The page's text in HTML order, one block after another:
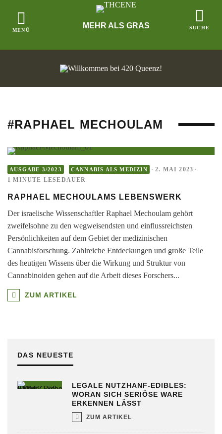
MEHR ALS GRAS
#RAPHAEL MECHOULAM
AUSGABE 3/2023 CANNABIS ALS MEDIZIN · 2. MAI 2023 ·
1 MINUTE LESEDAUER
RAPHAEL MECHOULAMS LEBENSWERK
Der israelische Wissenschaftler Raphael Mechoulam gehört
zweifelsohne zu den wegweisendsten und einflussreichsten
Persönlichkeiten auf dem Gebiet der medizinischen
Cannabisforschung. Zahlreiche Entdeckungen und große Teile
des heutigen Wissens über die Wirkung und Struktur von
Cannabinoiden gehen auf die Arbeit dieses Forschers...
ZUM ARTIKEL
DAS NEUESTE
LEGALE NUTZHANF-EDIBLES:
WORAN SICH SERIÖSE WARE
ERKENNEN LÄSST
ZUM ARTIKEL